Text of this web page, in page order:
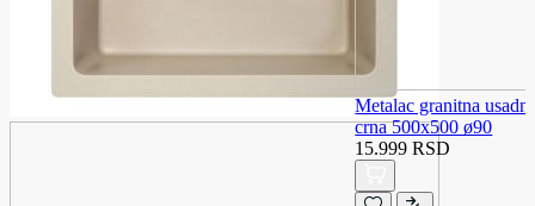
Metalac granitna
crna 500x500 ø90
15.999 RSD